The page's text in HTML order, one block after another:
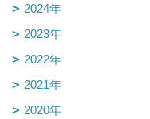
2024年
2023年
2022年
2021年
2020年